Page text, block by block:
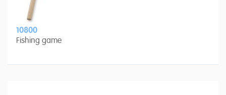
10800
Fishing game